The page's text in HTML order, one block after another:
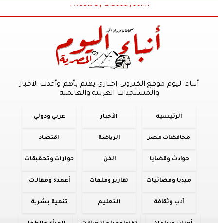
Tweets by anbaaalyoum1
أنباء اليوم موقع الكترونى إخباري يهتم بأهم وأحدث الأخبار
والمستجدات العربية والعالمية
الرئيسية الأخبار عربي ودولي
محافظات مصر الرياضة اقتصاد
حوادث وقضايا الفن حوارات وتحقيقات
ميديا وفضائيات تقارير وملفات أعمدة ومقالات
أدب وثقافة التعليم تنمية بشرية